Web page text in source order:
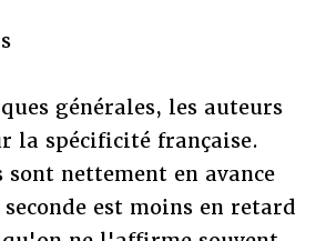
générales, les auteurs
la spécificité française.
sont nettement en avance
est moins en retard